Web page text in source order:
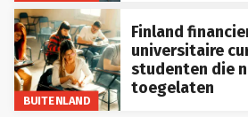
BUITENLAND
Finland
universitaire
studenten die
toegelaten